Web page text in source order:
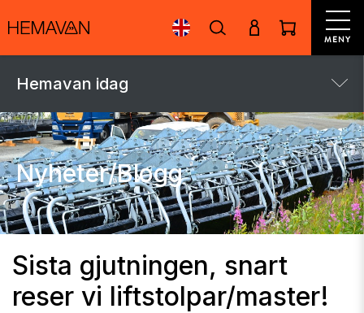
MENY
Hemavan idag
Nyheter/Blogg
Sista gjutningen, snart
reser vi liftstolpar/master!